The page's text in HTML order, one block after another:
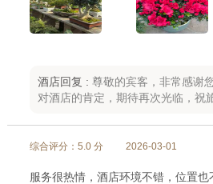
酒店回复 : 尊敬的宾客，非常感谢
对酒店的肯定，期待再次光临，祝
综合评分：5.0 分 2026-03-01
服务很热情，酒店环境不错，位置